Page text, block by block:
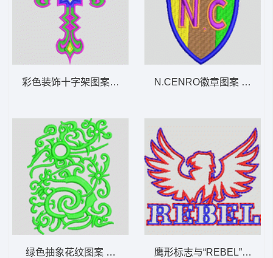
彩色装饰十字架图案 抽象十字曲线
绿色抽象花纹图案 抽象曲线
N.CENRO徽章图案 章仔
鹰形标志与“REBEL”字样